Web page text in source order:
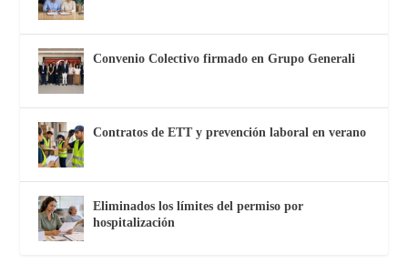
Convenio Colectivo firmado en Grupo Generali
Contratos de ETT y prevención laboral en verano
Eliminados los límites del permiso por
hospitalización